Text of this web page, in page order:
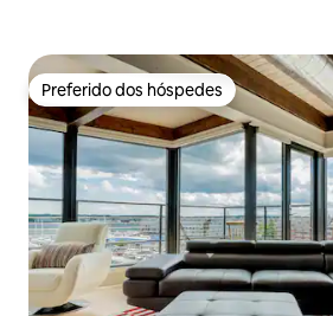
Preferido dos hóspedes
Preferido dos hóspedes